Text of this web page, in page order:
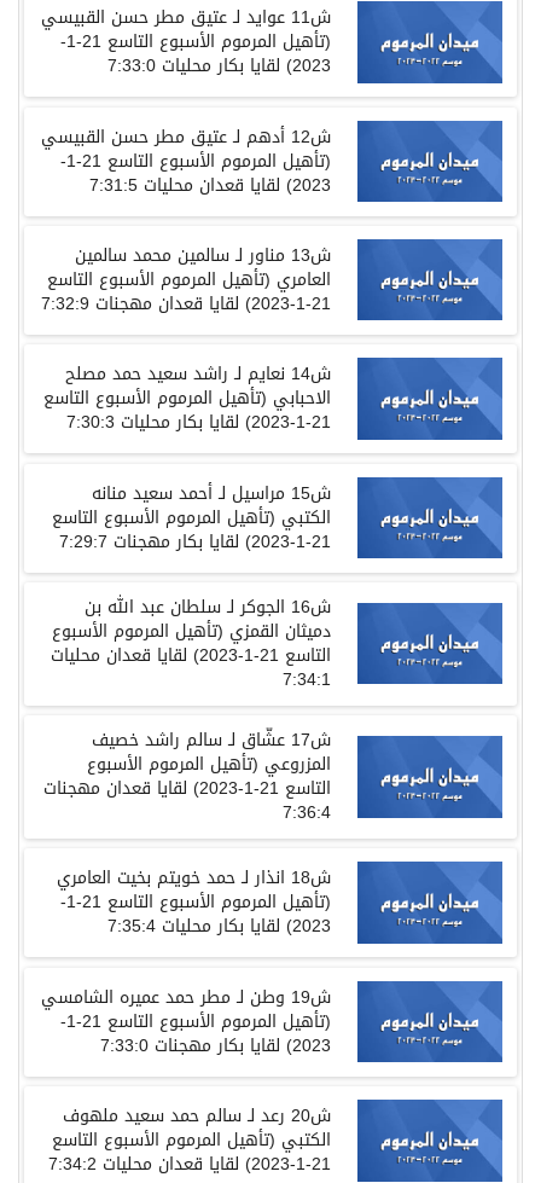
ش11 عوايدلـعتيق مطرحسن القبيسي
(تأهيل المرموم الأسبوع التاسع 21-1-
2023) لقايا بكار محليات
ش12 أدهم لـعتيق مطرحسن القبيسي
(تأهيل المرموم الأسبوع التاسع 21-1-
2023) لقايا قعدان محليات
ش13 مناورلـسالمين محمدسالمين
العامري (تأهيل المرموم الأسبوع التاسع
21-1-2023) لقايا قعدان مهجنات
ش14 نعايم لـراشدسعيدحمد مصلح
الاحبابي (تأهيل المرموم الأسبوع التاسع
21-1-2023) لقايا بكار محليات
ش15 مراسيل لـأحمدسعيد منانه
الكتبي (تأهيل المرموم الأسبوع التاسع
21-1-2023) لقايا بكار مهجنات
ش16 الجوكرلـسلطان عبد الله بن
دميثان القمزي (تأهيل المرموم الأسبوع
التاسع 21-1-2023) لقايا قعدان محليات
7:34:1
ش17 عشّاق لـسالم راشدخصيف
المزروعي (تأهيل المرموم الأسبوع
التاسع 21-1-2023) لقايا قعدان مهجنات
7:36:4
ش18 انذارلـحمدخويتم بخيت العامري
(تأهيل المرموم الأسبوع التاسع 21-1-
2023) لقايا بكار محليات
ش19 وطن لـمطرحمدعميره الشامسي
(تأهيل المرموم الأسبوع التاسع 21-1-
2023) لقايا بكار مهجنات
ش20 رعدلـسالم حمدسعيد ملهوف
الكتبي (تأهيل المرموم الأسبوع التاسع
21-1-2023) لقايا قعدان محليات